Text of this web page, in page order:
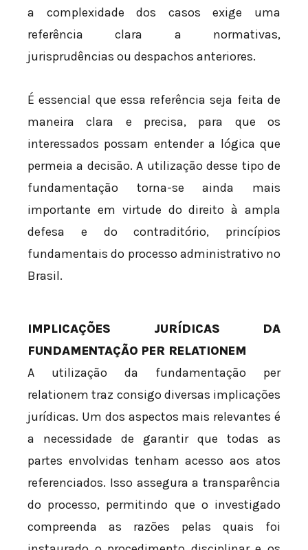
a complexidade dos casos exige uma
referência clara a normativas,
jurisprudências ou despachos anteriores.
É essencial que essa referência seja feita de
maneira clara e precisa, para que os
interessados possam entender a lógica que
permeia a decisão. A utilização desse tipo de
fundamentação torna-se ainda mais
importante em virtude do direito à ampla
defesa e do contraditório, princípios
fundamentais do processo administrativo no
Brasil.
IMPLICAÇÕES JURÍDICAS DA
FUNDAMENTAÇÃO PER RELATIONEM
A utilização da fundamentação per
relationem traz consigo diversas implicações
jurídicas. Um dos aspectos mais relevantes é
a necessidade de garantir que todas as
partes envolvidas tenham acesso aos atos
referenciados. Isso assegura a transparência
do processo, permitindo que o investigado
compreenda as razões pelas quais foi